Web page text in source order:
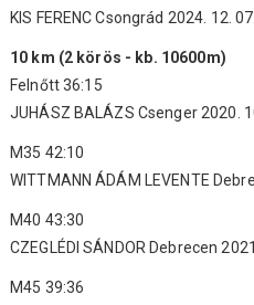
KIS FERENC Csongrád 2024. 12. 07.
10 km (2 körös - kb. 10600m)
Felnőtt 36:15
JUHÁSZ BALÁZS Csenger 2020.
M35 42:10
WITTMANN ÁDÁM LEVENTE
M40 43:30
CZEGLÉDI SÁNDOR Debrecen
M45 39:36